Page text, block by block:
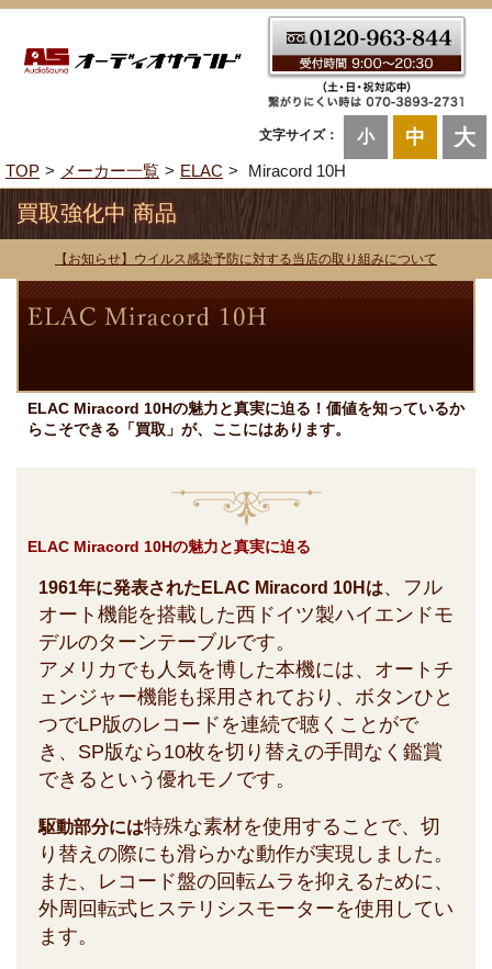
文字サイズ： 小 中 大
TOP メーカー一覧 ELAC Miracord 10H
買取強化中 商品
【お知らせ】ウイルス感染予防に対する当店の取り組みについて
ELAC Miracord 10Hの魅力と真実に迫る！価値を知っているか
らこそできる「買取」が、ここにはあります。
ELAC Miracord 10Hの魅力と真実に迫る
1961年に発表されたELAC Miracord 10Hは、フル
オート機能を搭載した西ドイツ製ハイエンドモ
デルのターンテーブルです。
アメリカでも人気を博した本機には、オートチ
ェンジャー機能も採用されており、ボタンひと
つでLP版のレコードを連続で聴くことがで
き、SP版なら10枚を切り替えの手間なく鑑賞
できるという優れモノです。
駆動部分には特殊な素材を使用することで、切
り替えの際にも滑らかな動作が実現しました。
また、レコード盤の回転ムラを抑えるために、
外周回転式ヒステリシスモーターを使用してい
ます。